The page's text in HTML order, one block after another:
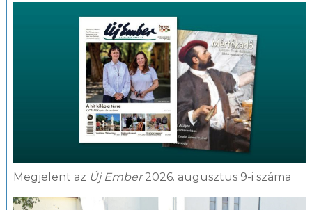
Megjelent az Új Ember2026. augusztus 9-i száma